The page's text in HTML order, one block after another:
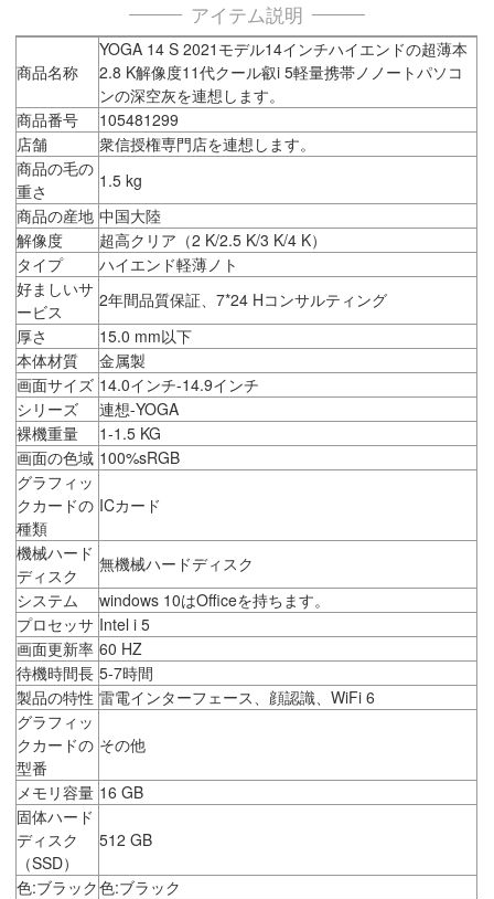
アイテム説明
商品名称
YOGA 14 S 2021モデル14インチハイエンドの超薄本
2.8 K解像度11代クール叡i 5軽量携帯ノノートパソコ
ンの深空灰を連想します。
商品番号
105481299
店舗
衆信授権専門店を連想します。
商品の毛の
重さ
1.5 kg
商品の産地 中国大陸
解像度
超高クリア（2 K/2.5 K/3 K/4 K）
タイプ
ハイエンド軽薄ノト
好ましいサ
ービス
2年間品質保証、7*24 Hコンサルティング
厚さ
15.0 mm以下
本体材質
金属製
画面サイズ 14.0インチ-14.9インチ
シリーズ
連想-YOGA
裸機重量
1-1.5 KG
画面の色域 100%sRGB
グラフィッ
クカードの
種類
ICカード
機械ハード
ディスク
無機械ハードディスク
システム
windows 10はOfficeを持ちます。
プロセッサ Intel i 5
画面更新率 60 HZ
待機時間長 5-7時間
製品の特性 雷電インターフェース、顔認識、WiFi 6
グラフィッ
クカードの
型番
その他
メモリ容量 16 GB
固体ハード
ディスク
（SSD）
512 GB
色:ブラック色:ブラック